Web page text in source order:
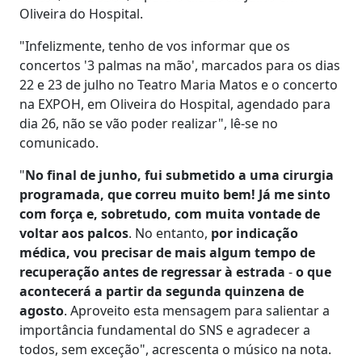
Oliveira do Hospital.
"Infelizmente, tenho de vos informar que os
concertos '3 palmas na mão', marcados para os dias
22 e 23 de julho no Teatro Maria Matos e o concerto
na EXPOH, em Oliveira do Hospital, agendado para
dia 26, não se vão poder realizar", lê-se no
comunicado.
"No final de junho, fui submetido a uma cirurgia
programada, que correu muito bem! Já me sinto
com força e, sobretudo, com muita vontade de
voltar aos palcos. No entanto, por indicação
médica, vou precisar de mais algum tempo de
recuperação antes de regressar à estrada -o que
acontecerá a partir da segunda quinzena de
agosto. Aproveito esta mensagem para salientar a
importância fundamental do SNS e agradecer a
todos, sem exceção", acrescenta o músico na nota.